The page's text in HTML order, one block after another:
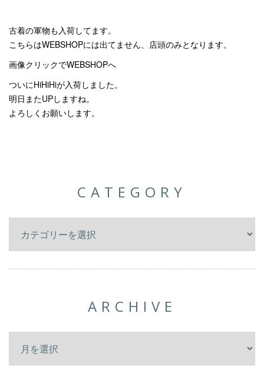
古着の軍物も入荷してます。
こちらはWEBSHOPには出てません、店頭のみとなります。
画像クリックでWEBSHOPへ
ついにHiHiHiが入荷しました。
明日またUPしますね。
よろしくお願いします。
CATEGORY
ARCHIVE